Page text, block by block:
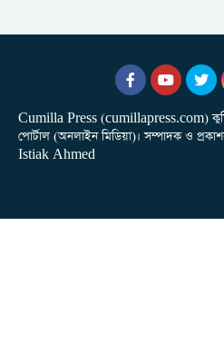
Cumilla Press (cumillapress.com)
পোর্টাল (অনলাইন মিডিয়া)। সম্পাদক ও
Istiak Ahmed